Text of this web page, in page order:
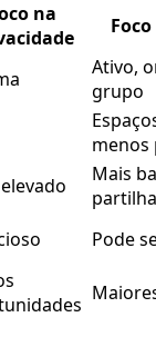
na
Ativo,
grupo
menos
Mais
Pode